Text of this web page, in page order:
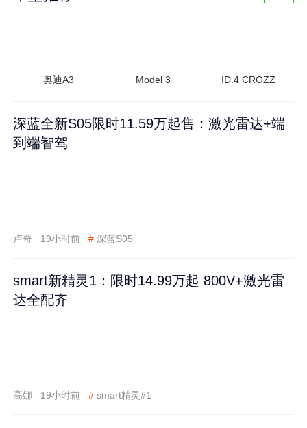
奥迪A3 Model 3 ID.4 CROZZ
深蓝全新S05限时11.59万起售：激光雷达+端
到端智驾
卢奇 19小时前 # 深蓝S05
smart新精灵1：限时14.99万起 800V+激光雷
达全配齐
高娜 19小时前 # smart精灵#1